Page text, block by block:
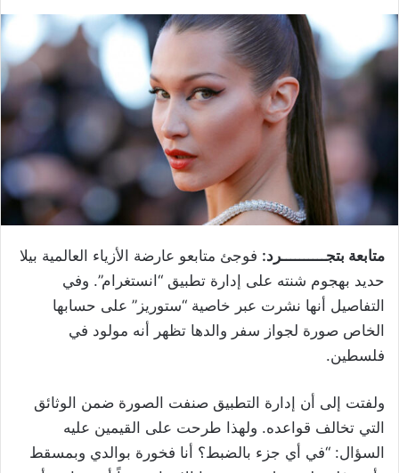
متابعة بتجــــــــــرد: فوجئ متابعو عارضة الأزياء العالمية بيلا
حديد بهجوم شنته على إدارة تطبيق “انستغرام”. وفي
التفاصيل أنها نشرت عبر خاصية “ستوريز” على حسابها
الخاص صورة لجواز سفر والدها تظهر أنه مولود في
فلسطين.
ولفتت إلى أن إدارة التطبيق صنفت الصورة ضمن الوثائق
التي تخالف قواعده. ولهذا طرحت على القيمين عليه
السؤال: “في أي جزء بالضبط؟ أنا فخورة بوالدي وبمسقط